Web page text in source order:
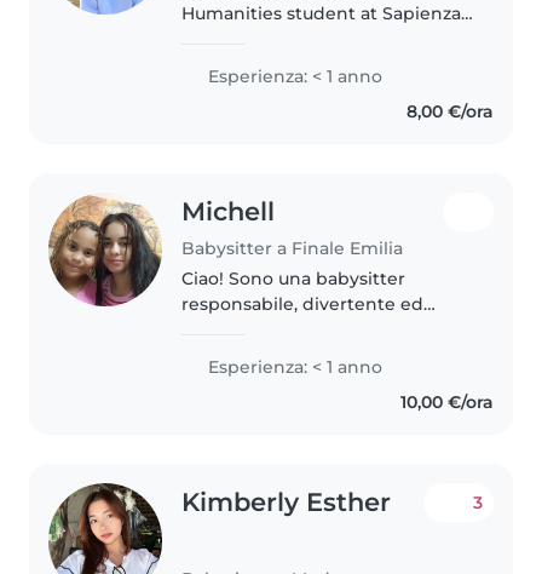
Humanities student at Sapienza
working as an au pair in Tuscany,
where I cared for seven-year-old
Esperienza: < 1 anno
8,00 €/ora
Michell
Babysitter a Finale Emilia
Ciao! Sono una babysitter
responsabile, divertente ed
prendermi cura dei tuoi bambini.
Ho esperienza con neonati e
bambini piccoli e sono brava a
Esperienza: < 1 anno
10,00 €/ora
Kimberly Esther 3